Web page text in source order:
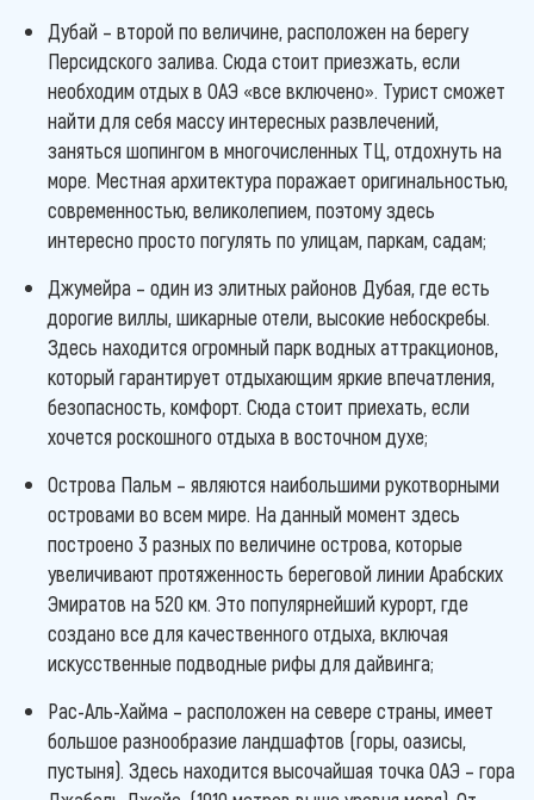
Дубай – второй по величине, расположен на берегу
Персидского залива. Сюда стоит приезжать, если
необходим отдых в ОАЭ «все включено». Турист сможет
найти для себя массу интересных развлечений,
заняться шопингом в многочисленных ТЦ, отдохнуть на
море. Местная архитектура поражает оригинальностью,
современностью, великолепием, поэтому здесь
интересно просто погулять по улицам, паркам, садам;
Джумейра – один из элитных районов Дубая, где есть
дорогие виллы, шикарные отели, высокие небоскребы.
Здесь находится огромный парк водных аттракционов,
который гарантирует отдыхающим яркие впечатления,
безопасность, комфорт. Сюда стоит приехать, если
хочется роскошного отдыха в восточном духе;
Острова Пальм – являются наибольшими рукотворными
островами во всем мире. На данный момент здесь
построено 3 разных по величине острова, которые
увеличивают протяженность береговой линии Арабских
Эмиратов на 520 км. Это популярнейший курорт, где
создано все для качественного отдыха, включая
искусственные подводные рифы для дайвинга;
Рас-Аль-Хайма – расположен на севере страны, имеет
большое разнообразие ландшафтов (горы, оазисы,
пустыня). Здесь находится высочайшая точка ОАЭ – гора